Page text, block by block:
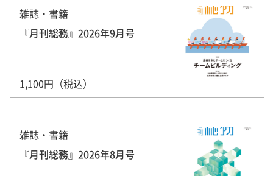
雑誌・書籍
『月刊総務』2026年9月号
1,100円（税込）
雑誌・書籍
『月刊総務』2026年8月号